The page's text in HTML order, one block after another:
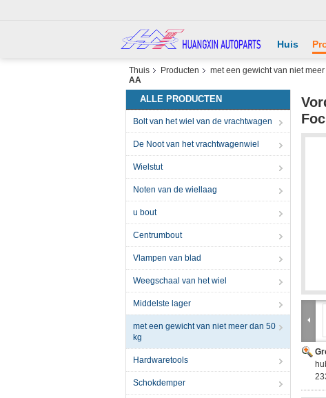
Huis
Thuis Producten met een gewicht van niet
AA
ALLE PRODUCTEN
Bolt van het wiel van de vrachtwagen
De Noot van het vrachtwagenwiel
Wielstut
Noten van de wiellaag
u bout
Centrumbout
Vlampen van blad
Weegschaal van het wiel
Middelste lager
met een gewicht van niet meer dan 50
kg
Hardwaretools
Schokdemper